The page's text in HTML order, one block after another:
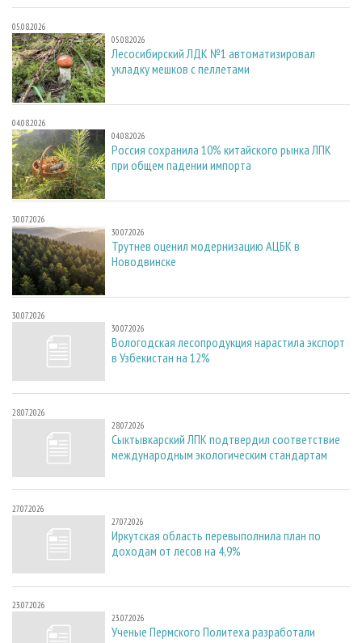
05.08.2026
05.08.2026
Лесосибирский ЛДК №1 автоматизировал
укладку мешков с пеллетами
04.08.2026
04.08.2026
Россия сохранила 10% китайского рынка ЛПК
при общем падении импорта
30.07.2026
30.07.2026
Трутнев оценил модернизацию АЦБК в
Новодвинске
30.07.2026
30.07.2026
Вологодская лесопродукция нарастила экспорт
в Узбекистан на 12%
28.07.2026
28.07.2026
Сыктывкарский ЛПК подтвердил соответствие
международным экологическим стандартам
27.07.2026
27.07.2026
Иркутская область перевыполнила план по
доходам от лесов на 4,9%
23.07.2026
23.07.2026
Ученые Пермского Политеха разработали